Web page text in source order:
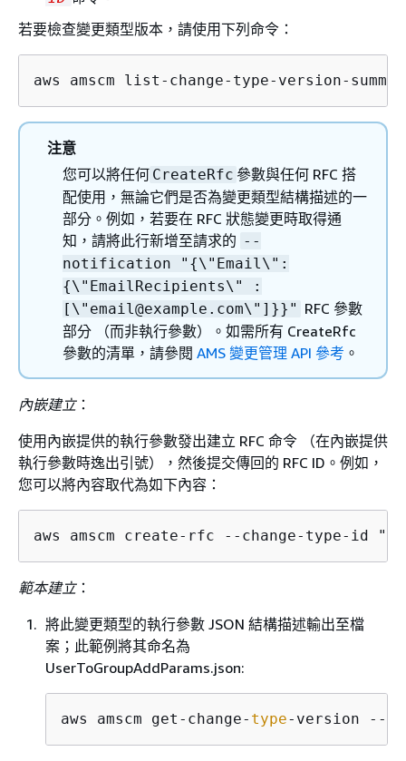
若要檢查變更類型版本，請使用下列命令：
aws amscm list-change-type-version-
注意
您可以將任何 CreateRfc 參數與任何 RFC 搭
配使用，無論它們是否為變更類型結構描述的一
部分。例如，若要在 RFC 狀態變更時取得通
知，請將此行新增至請求的 --
notification " {\"Email\":
{\"EmailRecipients\" :
[\"email@example.com\"]}}" RFC 參數
部分 （而非執行參數）。如需所有 CreateRfc
參數的清單，請參閱 AMS 變更管理 API 參考 。
內嵌建立：
使用內嵌提供的執行參數發出建立 RFC 命令 （在內嵌提供
執行參數時逸出引號），然後提交傳回的 RFC ID。例如，
您可以將內容取代為如下內容：
aws amscm create-rfc --change-type-id
範本建立：
將此變更類型的執行參數 JSON 結構描述輸出至檔
案；此範例將其命名為
UserToGroupAddParams.json:
aws amscm get-change- type-version --